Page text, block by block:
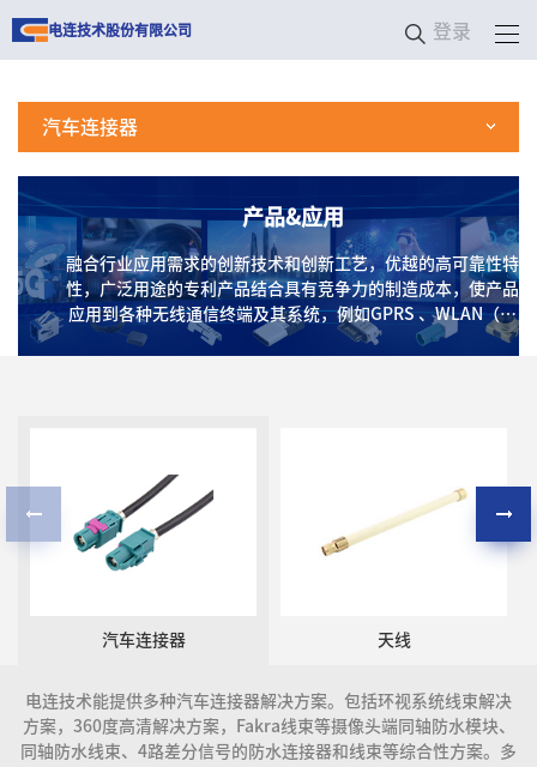
电连技术股份有限公司 登录
汽车连接器
产品&应用
融合行业应用需求的创新技术和创新工艺，优越的高可靠性特
性，广泛用途的专利产品结合具有竞争力的制造成本，使产品
应用到各种无线通信终端及其系统，例如GPRS 、WLAN（无
线局域网）、蓝牙、Wi-Fi、CATV（数字电视）、GPS、卫星
汽车连接器 天线
电连技术能提供多种汽车连接器解决方案。包括环视系统线束解决
方案，360度高清解决方案，Fakra线束等摄像头端同轴防水模块、
同轴防水线束、4路差分信号的防水连接器和线束等综合性方案。多